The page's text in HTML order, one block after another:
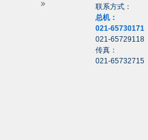
联系方式：
总机：
021-65730171
021-65729118
传真：
021-65732715